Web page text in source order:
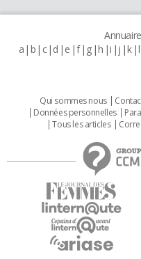
a b c d e f g h i j k l
Qui sommes nous
Données personnelles
Tous les articles